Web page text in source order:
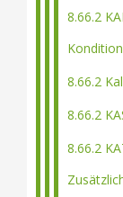
8.66.2
8.66.2
8.66.2
8.66.2